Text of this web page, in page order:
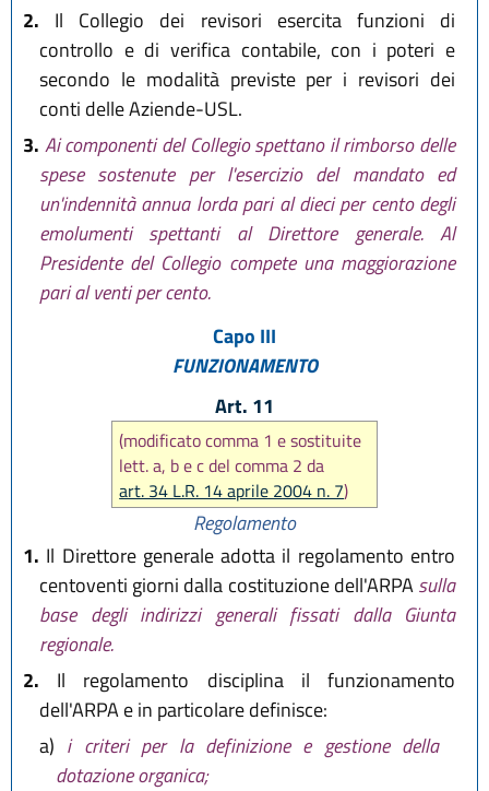
2. Il Collegio dei revisori esercita funzioni di
controllo e di verifica contabile, con i poteri e
secondo le modalità previste per i revisori dei
conti delle Aziende-USL.
3. Ai componenti del Collegio spettano il rimborso delle
spese sostenute per l'esercizio del mandato ed
un'indennità annua lorda pari al dieci per cento degli
emolumenti spettanti al Direttore generale. Al
Presidente del Collegio compete una maggiorazione
pari al venti per cento.
Capo III
FUNZIONAMENTO
Art. 11
(modificato comma 1 e sostituite
lett. a, b e c del comma 2 da
art. 34 L.R. 14 aprile 2004 n. 7)
Regolamento
1. Il Direttore generale adotta il regolamento entro
centoventi giorni dalla costituzione dell'ARPAsulla
base degli indirizzi generali fissati dalla Giunta
regionale.
2. Il regolamento disciplina il funzionamento
dell'ARPA e in particolare definisce:
a) i criteri per la definizione e gestione della
dotazione organica;